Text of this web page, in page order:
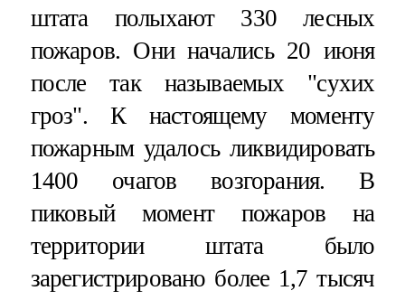
штата полыхают 330 лесных
пожаров. Они начались 20 июня
после так называемых "сухих
гроз". К настоящему моменту
пожарным удалось ликвидировать
1400 очагов возгорания. В
пиковый момент пожаров на
территории штата было
зарегистрировано более 1,7 тысяч